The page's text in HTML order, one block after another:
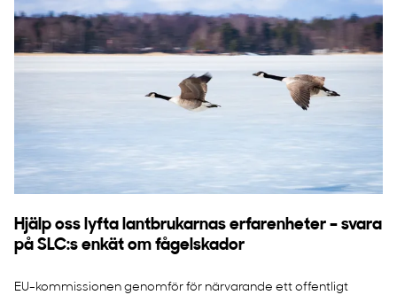
Hjälp oss lyfta lantbrukarnas erfarenheter – svara
på SLC:s enkät om fågelskador
EU-kommissionen genomför för närvarande ett offentligt